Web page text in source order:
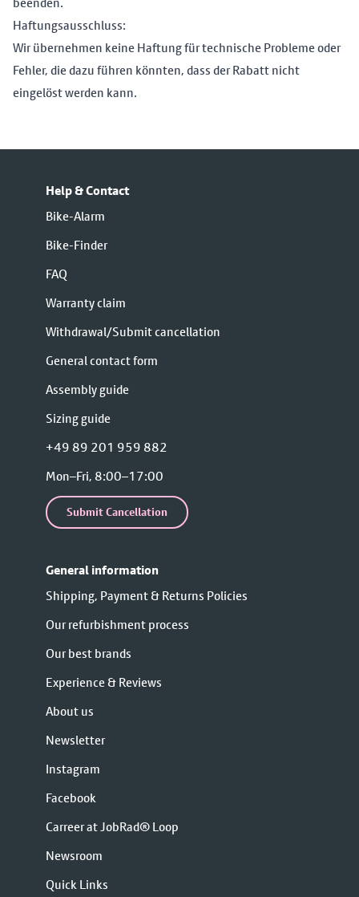
Haftungsausschluss:
Wir übernehmen keine Haftung für technische Probleme oder
Fehler, die dazu führen könnten, dass der Rabatt nicht
eingelöst werden kann.
Help & Contact
Bike-Alarm
Bike-Finder
FAQ
Warranty claim
Withdrawal/Submit cancellation
General contact form
Assembly guide
Sizing guide
+49 89 201 959 882
Mon–Fri, 8:00–17:00
Submit Cancellation
General information
Shipping, Payment & Returns Policies
Our refurbishment process
Our best brands
Experience & Reviews
About us
Newsletter
Instagram
Facebook
Carreer at JobRad® Loop
Newsroom
Quick Links